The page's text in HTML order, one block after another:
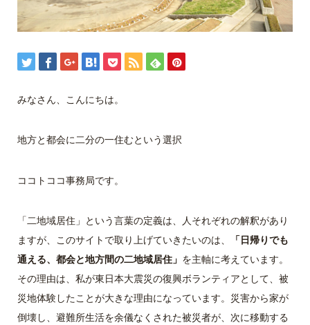
みなさん、こんにちは。
地方と都会に二分の一住むという選択
ココトココ事務局です。
「二地域居住」という言葉の定義は、人それぞれの解釈があり
ますが、このサイトで取り上げていきたいのは、
「日帰りでも
通える、都会と地方間の二地域居住」 を主軸に考えています。
その理由は、私が東日本大震災の復興ボランティアとして、被
災地体験したことが大きな理由になっています。災害から家が
倒壊し、避難所生活を余儀なくされた被災者が、次に移動する